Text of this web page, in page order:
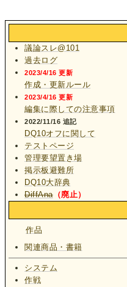
議論スレ@101
過去ログ
2023/4/16 更新
作成・更新ルール
2023/4/16 更新
編集に際しての注意事項
2022/11/16 追記
DQ10オフに関して
テストページ
管理要望置き場
掲示板避難所
DQ10大辞典
DiffAna（廃止）
作品
関連商品・書籍
システム
作戦